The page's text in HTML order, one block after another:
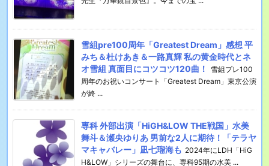
雪組pre100周年「Greatest Dream」感想 平
みち＆杜けあき＆一路真輝 私の黄金時代とネ
オ雪組 真面目にコツコツ120曲！
雪組プレ100
周年のお祝いコンサート「Greatest Dream」東京公演
が終 ...
専科 外部出演「HiGH&LOW THE戦国」水美
舞斗＆瀬央ゆりあ 男前な2人に期待！「テラヤ
マキャバレー」凪七瑠海も 2024年にLDH「HiG
H&LOW」シリーズの舞台に、専科95期の水美 ...